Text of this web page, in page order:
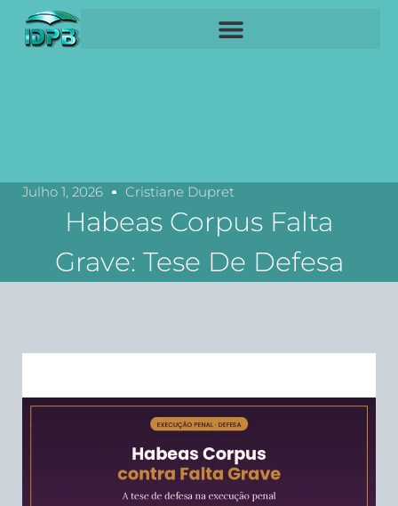
Julho 1, 2026 Cristiane Dupret
Habeas Corpus Falta
Grave: Tese De Defesa